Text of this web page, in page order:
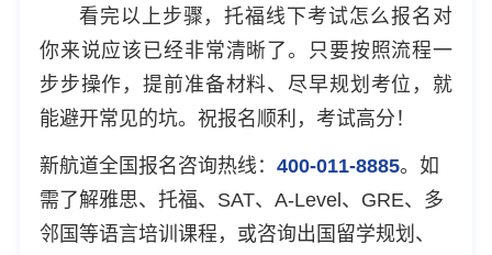
看完以上步骤，托福线下考试怎么报名对
你来说应该已经非常清晰了。只要按照流程一
步步操作，提前准备材料、尽早规划考位，就
能避开常见的坑。祝报名顺利，考试高分！
新航道全国报名咨询热线： 400-011-8885。如
需了解雅思、托福、SAT、A-Level、GRE、多
邻国等语言培训课程，或咨询出国留学规划、